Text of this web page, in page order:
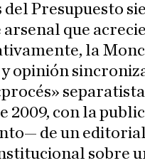
Presupuesto
arsenal que
la
opinión
2009, con la
de un
sobre